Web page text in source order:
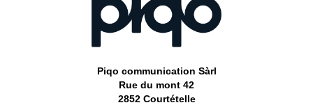
Piqo communication Sàrl
Rue du mont 42
2852 Courtételle